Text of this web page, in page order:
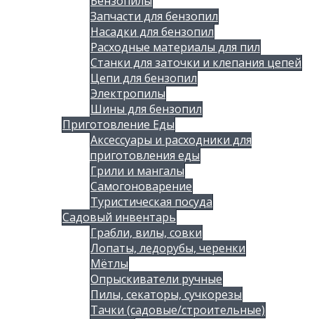
Запчасти для бензопил
Насадки для бензопил
Расходные материалы для пил
Станки для заточки и клепания цепей
Цепи для бензопил
Электропилы
Шины для бензопил
Приготовление Еды
Аксессуары и расходники для
приготовления еды
Грили и мангалы
Самогоноварение
Туристическая посуда
Садовый инвентарь
Грабли, вилы, совки
Лопаты, ледорубы, черенки
Мётлы
Опрыскиватели ручные
Пилы, секаторы, сучкорезы
Тачки (садовые/строительные)